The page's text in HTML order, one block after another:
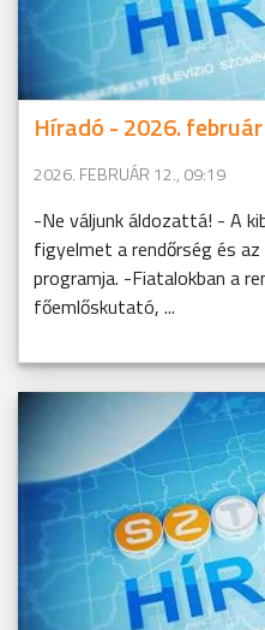
Híradó - 2026.
2026. FEBRUÁR 12., 09:19
-Ne váljunk áldozattá! - A
figyelmet a rendőrség és
programja. -Fiatalokban a
főemlőskutató, ...